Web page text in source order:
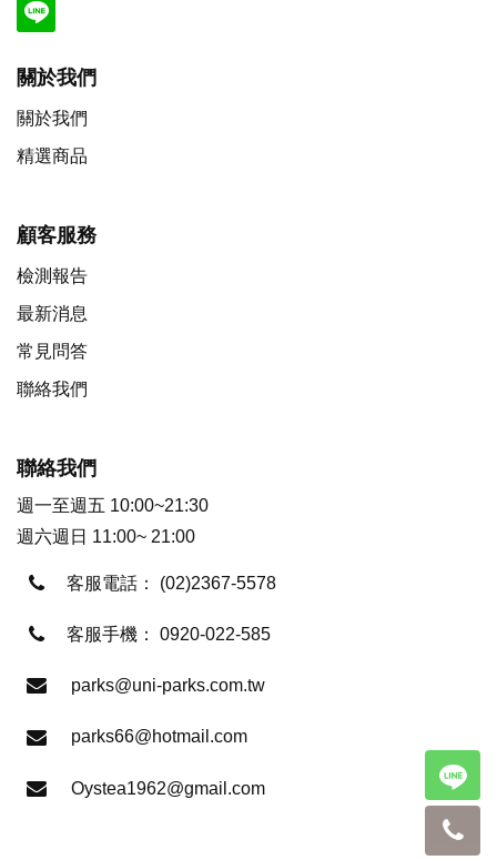
關於我們
關於我們
精選商品
顧客服務
檢測報告
最新消息
常見問答
聯絡我們
聯絡我們
週一至週五 10:00~21:30
週六週日 11:00~ 21:00
客服電話： (02)2367-5578
客服手機： 0920-022-585
parks@uni-parks.com.tw
parks66@hotmail.com
Oystea1962@gmail.com